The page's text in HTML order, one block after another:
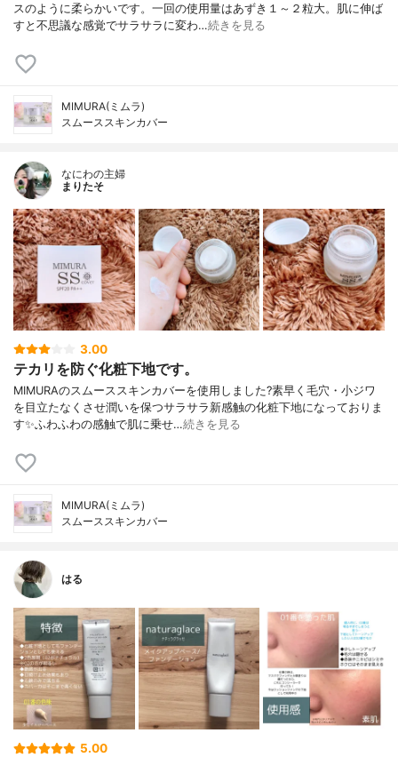
スのように柔らかいです。一回の使用量はあずき１～２粒大。肌に伸ば
すと不思議な感覚でサラサラに変わ…続きを見る
MIMURA(ミムラ)
スムーススキンカバー
なにわの主婦
まりたそ
3.00
テカリを防ぐ化粧下地です。
MIMURAのスムーススキンカバーを使用しました?素早く毛穴・小ジワ
を目立たなくさせ潤いを保つサラサラ新感触の化粧下地になっておりま
す✨ふわふわの感触で肌に乗せ…続きを見る
MIMURA(ミムラ)
スムーススキンカバー
はる
5.00